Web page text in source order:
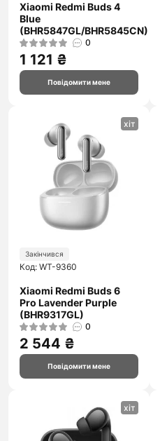
Xiaomi Redmi Buds 4
Blue
(BHR5847GL/BHR5845CN)
0
1 121 ₴
Повідомити мене
хіт
Закінчився
Код: WT-9360
Xiaomi Redmi Buds 6
Pro Lavender Purple
(BHR9317GL)
0
2 544 ₴
Повідомити мене
хіт